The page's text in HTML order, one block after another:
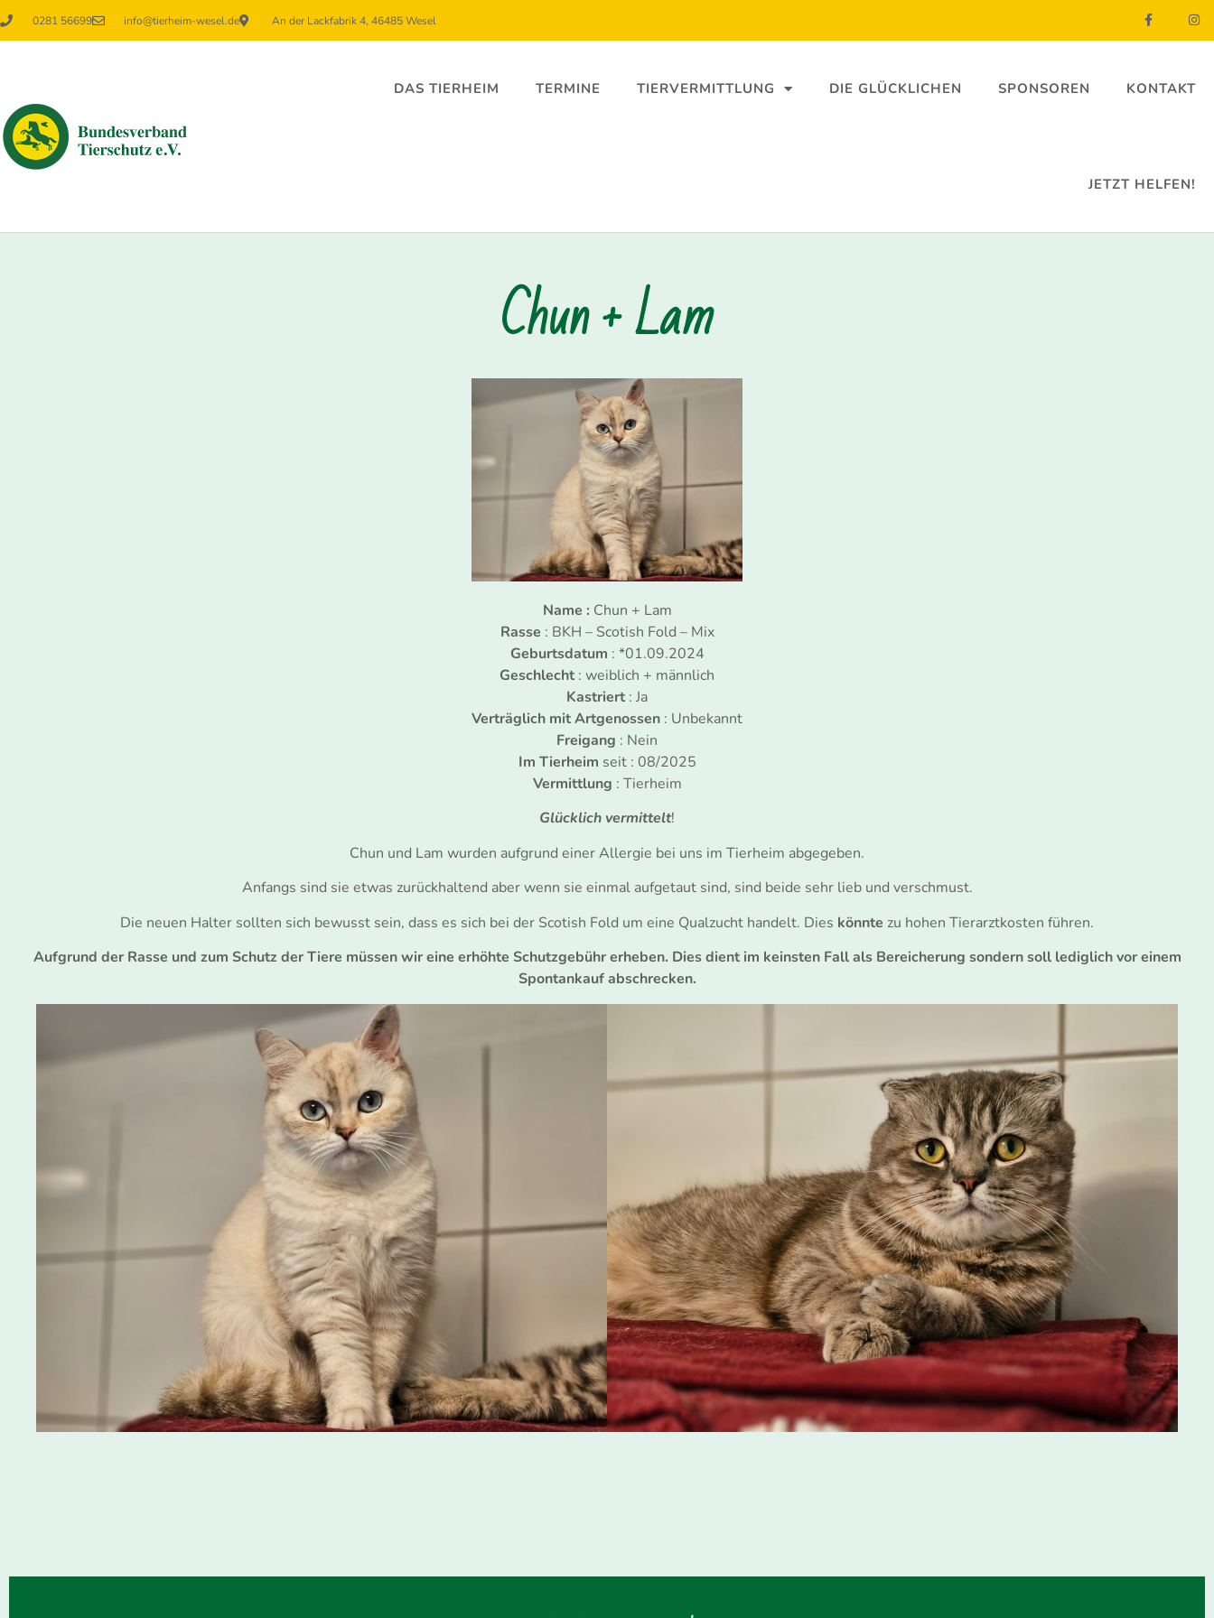
0281 56699 info@tierheim-wesel.de An der Lackfabrik 4, 46485 Wesel
DAS TIERHEIM TERMINE TIERVERMITTLUNG DIE GLÜCKLICHEN SPONSOREN KONTAKT
JETZT HELFEN!
Chun + Lam
Name : Chun + Lam
Rasse : BKH – Scotish Fold – Mix
Geburtsdatum : *01.09.2024
Geschlecht : weiblich + männlich
Kastriert : Ja
Verträglich mit Artgenossen : Unbekannt
Freigang : Nein
Im Tierheim seit : 08/2025
Vermittlung : Tierheim
Glücklich vermittelt!
Chun und Lam wurden aufgrund einer Allergie bei uns im Tierheim abgegeben.
Anfangs sind sie etwas zurückhaltend aber wenn sie einmal aufgetaut sind, sind beide sehr lieb und verschmust.
Die neuen Halter sollten sich bewusst sein, dass es sich bei der Scotish Fold um eine Qualzucht handelt. Dies könnte zu hohen Tierarztkosten führen.
Aufgrund der Rasse und zum Schutz der Tiere müssen wir eine erhöhte Schutzgebühr erheben. Dies dient im keinsten Fall als Bereicherung sondern soll lediglich vor einem
Spontankauf abschrecken.